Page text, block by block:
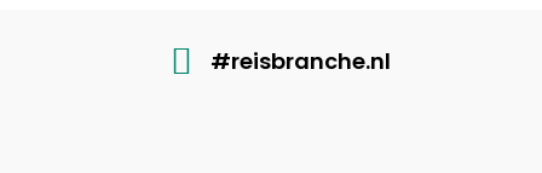
#reisbranche.nl